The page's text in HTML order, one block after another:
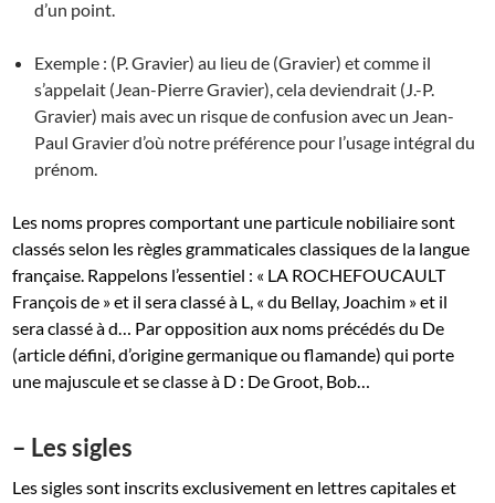
d’un point.
Exemple : (P. Gravier) au lieu de (Gravier) et comme il
s’appelait (Jean-Pierre Gravier), cela deviendrait (J.-P.
Gravier) mais avec un risque de confusion avec un Jean-
Paul Gravier d’où notre préférence pour l’usage intégral du
prénom.
Les noms propres comportant une particule nobiliaire sont
classés selon les règles grammaticales classiques de la langue
française. Rappelons l’essentiel : « LA ROCHEFOUCAULT
François de » et il sera classé à L, « du Bellay, Joachim » et il
sera classé à d… Par opposition aux noms précédés du De
(article défini, d’origine germanique ou flamande) qui porte
une majuscule et se classe à D : De Groot, Bob…
– Les sigles
Les sigles sont inscrits exclusivement en lettres capitales et